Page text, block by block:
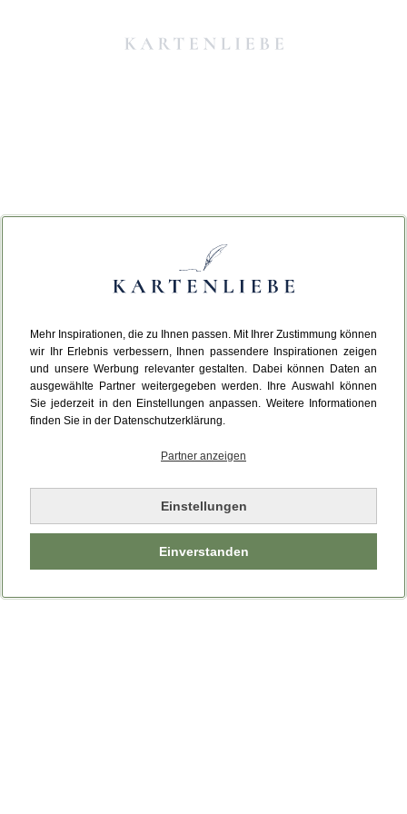
Mehr Inspirationen, die zu Ihnen passen. Mit Ihrer Zustimmung können
wir Ihr Erlebnis verbessern, Ihnen passendere Inspirationen zeigen
und unsere Werbung relevanter gestalten. Dabei können Daten an
ausgewählte Partner weitergegeben werden. Ihre Auswahl können
Sie jederzeit in den Einstellungen anpassen. Weitere Informationen
finden Sie in der Datenschutzerklärung.
Partner anzeigen
Einstellungen
Einverstanden
Da ist etwas schiefgelaufen.
Leider ist ein technischer Fehler aufgetreten.
Bitte laden Sie die Seite neu.